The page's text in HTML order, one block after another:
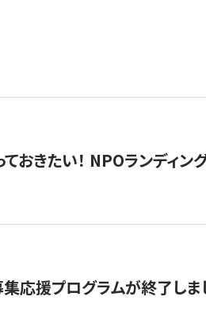
おきたい！ NPOランディ
応援プログラムが終了しま